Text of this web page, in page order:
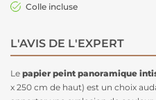
Colle incluse
L'AVIS DE L'EXPERT
Le papier peint panoramique
x 250 cm de haut) est un choix